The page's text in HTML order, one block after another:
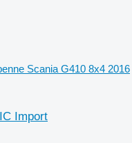
Scania G410 8x4 2016
Import